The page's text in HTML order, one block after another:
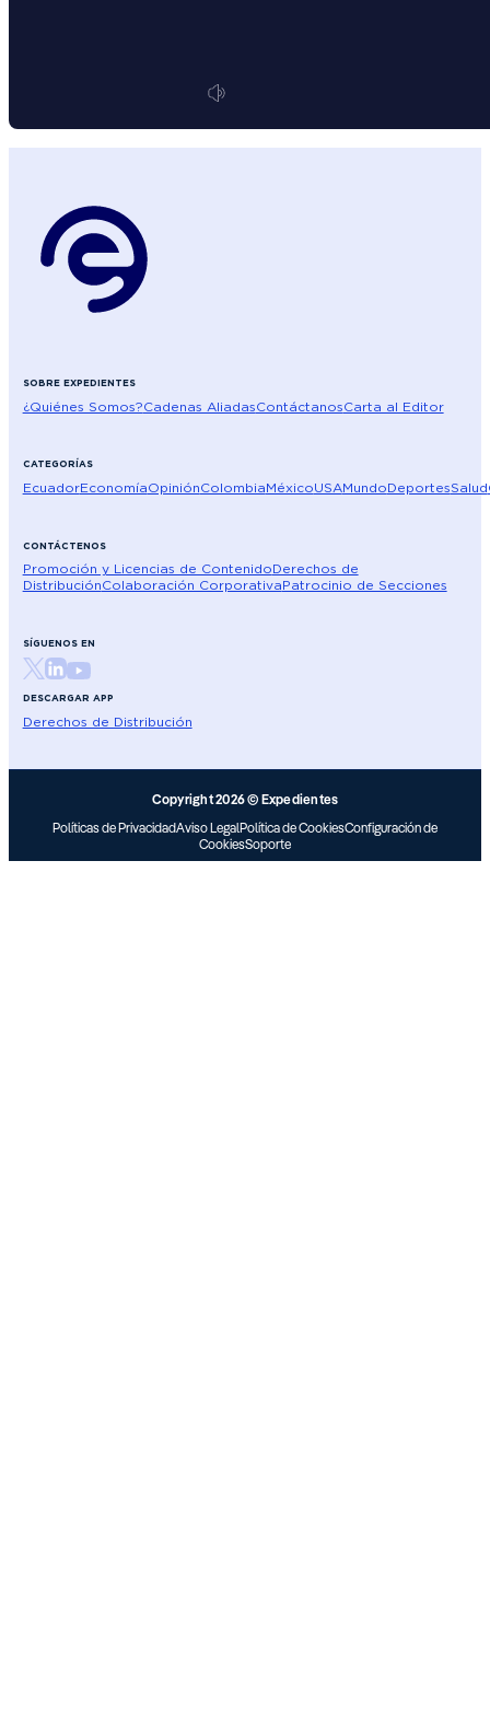
SOBRE EXPEDIENTES
¿Quiénes Somos?Cadenas AliadasContáctanosCarta al Editor
CATEGORÍAS
EcuadorEconomíaOpiniónColombiaMéxicoUSAMundoDeportesSalud
CONTÁCTENOS
Promoción y Licencias de ContenidoDerechos de
DistribuciónColaboración CorporativaPatrocinio de Secciones
SÍGUENOS EN
DESCARGAR APP
Derechos de Distribución
Copyright 2026 © Expedientes
Políticas de PrivacidadAviso LegalPolítica de CookiesConfiguración de
CookiesSoporte